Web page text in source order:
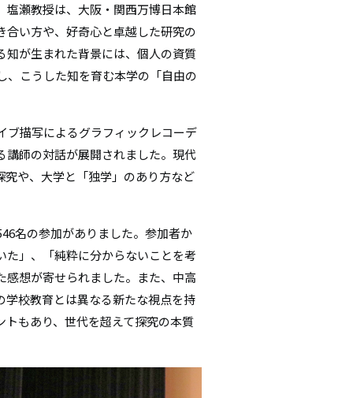
塩瀬教授は、大阪・関西万博日本館
い方や、好奇心と卓越した研究の
知が生まれた背景には、個人の資質
、こうした知を育む本学の「自由の
描写によるグラフィックレコーデ
講師の対話が展開されました。現代
や、大学と「独学」のあり方など
名の参加がありました。参加者か
」、「純粋に分からないことを考
想が寄せられました。また、中高
校教育とは異なる新たな視点を持
もあり、世代を超えて探究の本質